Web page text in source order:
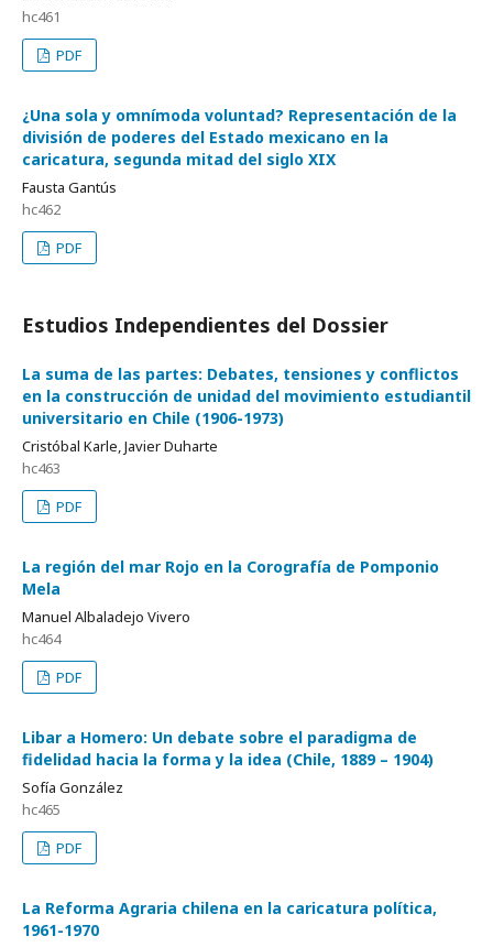
hc461
PDF
¿Una sola y omnímoda voluntad? Representación de la
división de poderes del Estado mexicano en la
caricatura, segunda mitad del siglo XIX
Fausta Gantús
hc462
PDF
Estudios Independientes del Dossier
La suma de las partes: Debates, tensiones y conflictos
en la construcción de unidad del movimiento estudiantil
universitario en Chile (1906-1973)
Cristóbal Karle, Javier Duharte
hc463
PDF
La región del mar Rojo en la Corografía de Pomponio
Mela
Manuel Albaladejo Vivero
hc464
PDF
Libar a Homero: Un debate sobre el paradigma de
fidelidad hacia la forma y la idea (Chile, 1889 – 1904)
Sofía González
hc465
PDF
La Reforma Agraria chilena en la caricatura política,
1961-1970